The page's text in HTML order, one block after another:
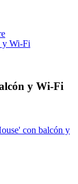
y Wi-Fi
y Wi-Fi
con balcón y